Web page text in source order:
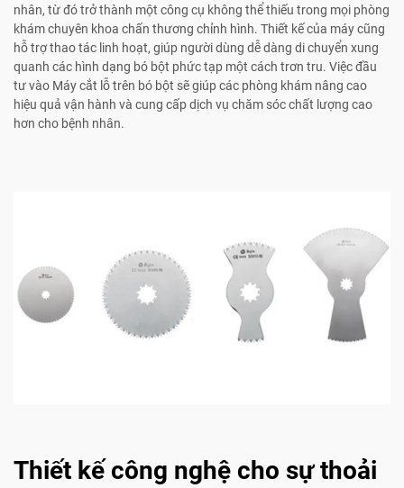
nhân, từ đó trở thành một công cụ không thể thiếu trong mọi phòng
khám chuyên khoa chấn thương chỉnh hình. Thiết kế của máy cũng
hỗ trợ thao tác linh hoạt, giúp người dùng dễ dàng di chuyển xung
quanh các hình dạng bó bột phức tạp một cách trơn tru. Việc đầu
tư vào Máy cắt lỗ trên bó bột sẽ giúp các phòng khám nâng cao
hiệu quả vận hành và cung cấp dịch vụ chăm sóc chất lượng cao
hơn cho bệnh nhân.
Thiết kế công nghệ cho sự thoải